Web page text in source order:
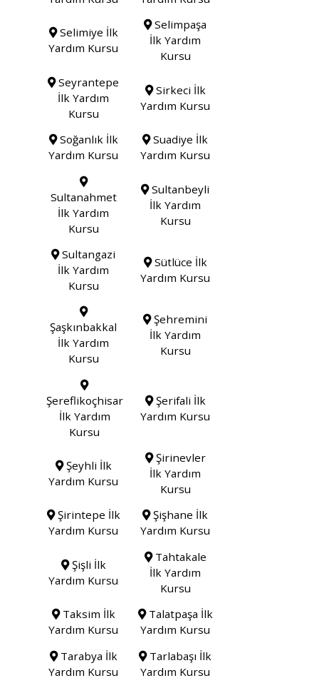
Selimiye İlk
Yardım Kursu
Selimpaşa
İlk Yardım
Kursu
Seyrantepe
İlk Yardım
Kursu
Sirkeci İlk
Yardım Kursu
Soğanlık İlk
Yardım Kursu
Suadiye İlk
Yardım Kursu
Sultanahmet
İlk Yardım
Kursu
Sultanbeyli
İlk Yardım
Kursu
Sultangazi
İlk Yardım
Kursu
Sütlüce İlk
Yardım Kursu
Şaşkınbakkal
İlk Yardım
Kursu
Şehremini
İlk Yardım
Kursu
Şereflikoçhisar
İlk Yardım
Kursu
Şerifali İlk
Yardım Kursu
Şeyhli İlk
Yardım Kursu
Şirinevler
İlk Yardım
Kursu
Şirintepe İlk
Yardım Kursu
Şişhane İlk
Yardım Kursu
Şişli İlk
Yardım Kursu
Tahtakale
İlk Yardım
Kursu
Taksim İlk
Yardım Kursu
Talatpaşa İlk
Yardım Kursu
Tarabya İlk
Yardım Kursu
Tarlabaşı İlk
Yardım Kursu